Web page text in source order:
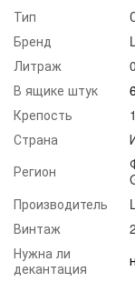
Тип
Бренд
Литраж
В ящике штук
Крепость
Страна
Регион
Производитель
Винтаж
Нужна ли
декантация